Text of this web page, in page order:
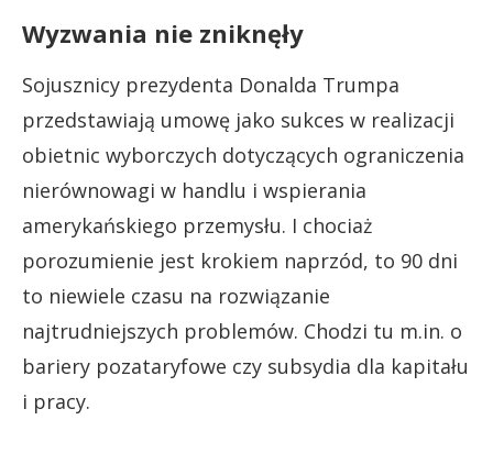
Wyzwania nie zniknęły
Sojusznicy prezydenta Donalda Trumpa
przedstawiają umowę jako sukces w realizacji
obietnic wyborczych dotyczących ograniczenia
nierównowagi w handlu i wspierania
amerykańskiego przemysłu. I chociaż
porozumienie jest krokiem naprzód, to 90 dni
to niewiele czasu na rozwiązanie
najtrudniejszych problemów. Chodzi tu m.in. o
bariery pozataryfowe czy subsydia dla kapitału
i pracy.